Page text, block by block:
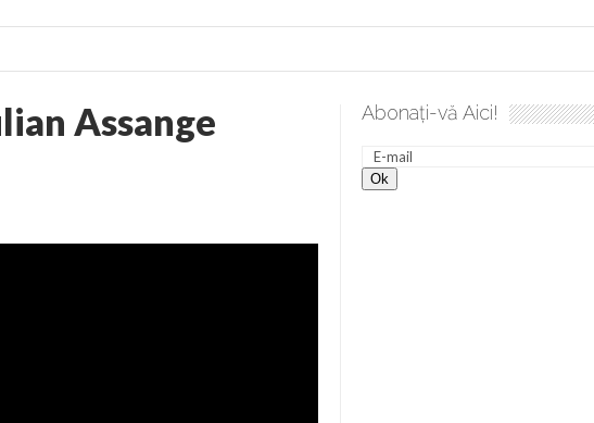
Hristos. Calea spre desăvârșire. Gând de duminică de Elena Solunca Moise
CANCER. Guvernul, dat în judecată pentru HG 5G. Antenele de telefonie
Assange Abonați-vă Aici!